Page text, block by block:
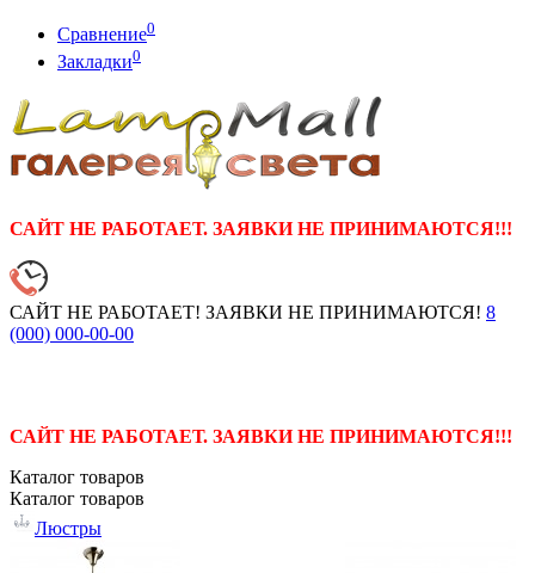
Сравнение0
Закладки0
САЙТ НЕ РАБОТАЕТ. ЗАЯВКИ НЕ ПРИНИМАЮТСЯ!!!
САЙТ НЕ РАБОТАЕТ! ЗАЯВКИ НЕ ПРИНИМАЮТСЯ! 8
(000) 000-00-00
САЙТ НЕ РАБОТАЕТ. ЗАЯВКИ НЕ ПРИНИМАЮТСЯ!!!
Каталог товаров
Каталог товаров
Люстры